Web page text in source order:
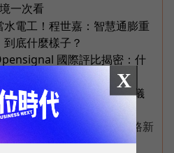
一次看
電工！程世嘉：智慧通膨重
底什麼樣子？
國際評比揭密：什
？
中間有8道關卡！翊嘉禮儀
者最後道別？
哥大奪國際雙冠揭密好網路新
X